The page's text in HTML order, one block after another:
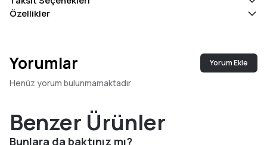
Hybrid™ tabanlıklar %32 eko içerikle (15% atık köpük, %5 geri
Kama yüksekliği yaklaşık 2 3/4""''dir
TOMS satın alımınız, çocukların eğitimini, sağlığını ve refahını
Özellikler
Yorumlar Yorum Ekle
Henüz yorum bulunmamaktadır
Benzer Ürünler
Bunlara da baktınız mı?